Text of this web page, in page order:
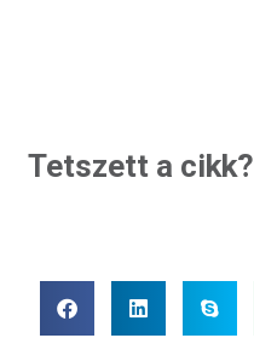
Tetszett a cikk?